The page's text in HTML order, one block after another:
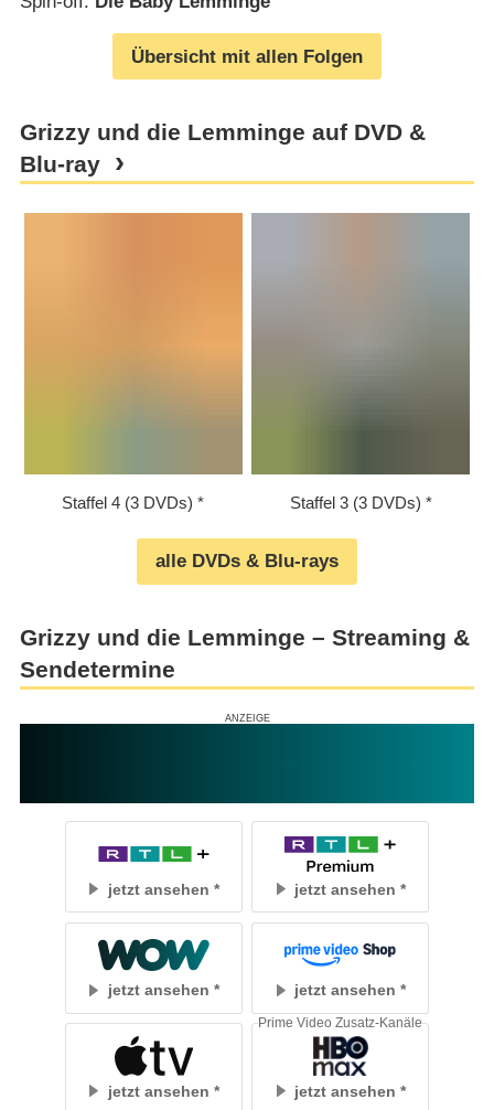
Übersicht mit allen Folgen
Grizzy und die Lemminge auf DVD &
Blu-ray
Staffel 4 (3 DVDs) Staffel 3 (3 DVDs)
alle DVDs & Blu-rays
Grizzy und die Lemminge – Streaming &
Sendetermine
jetzt ansehen jetzt ansehen
jetzt ansehen jetzt ansehen
jetzt ansehen jetzt ansehen
Prime Video Zusatz-Kanäle